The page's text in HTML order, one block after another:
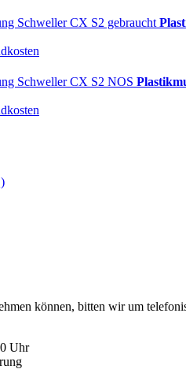
können, bitten wir um
Uhr